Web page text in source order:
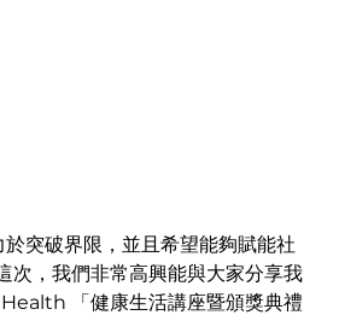
突破界限，並且希望能夠賦能社
次，我們非常高興能與大家分享我
「健康生活講座暨頒獎典禮